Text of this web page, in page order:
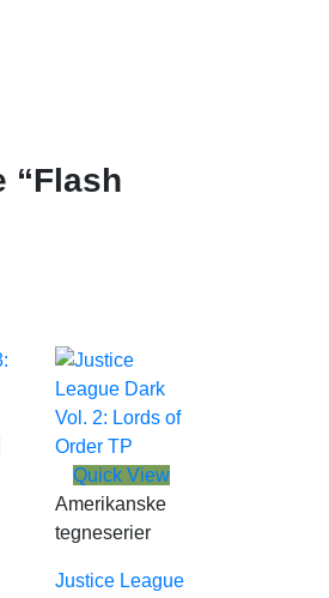
“Flash
Quick View
Amerikanske
tegneserier
Justice League